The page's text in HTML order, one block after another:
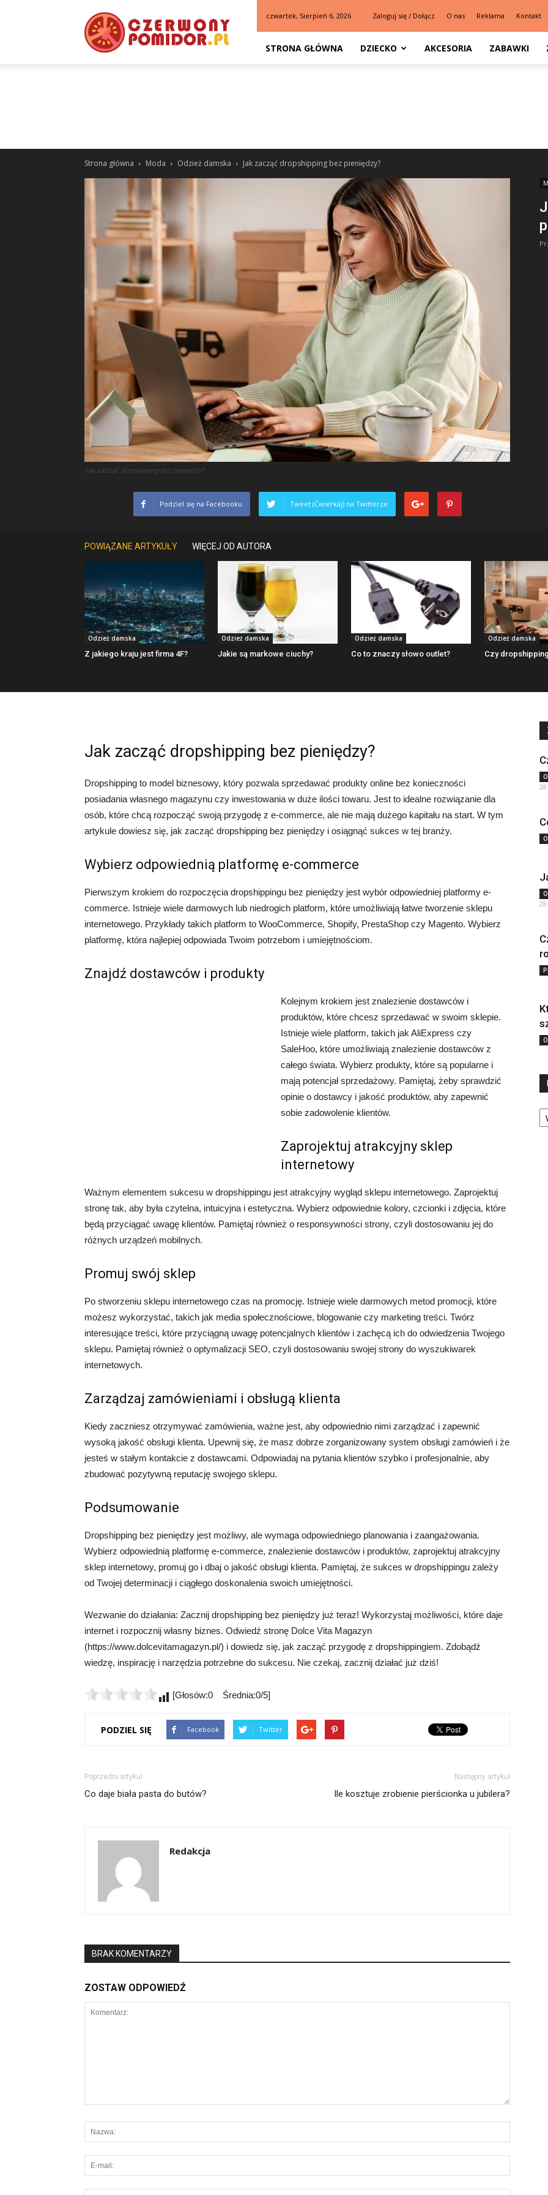
czwartek, Sierpień 6, 2026 Zaloguj się / Dołącz O nas Reklama Kontakt
STRONA GŁÓWNA DZIECKO AKCESORIA ZABAWKI
Strona główna Moda Odzież damska Jak zacząć dropshipping bez pieniędzy?
Jak zacząć dropshipping bez pieniędzy?
Podziel się na Facebooku Tweet (Ćwierkaj) na Twitterze
POWIĄZANE ARTYKUŁY WIĘCEJ OD AUTORA
Odzież damska
Z jakiego kraju jest firma 4F?
Odzież damska
Jakie są markowe ciuchy?
Odzież damska
Co to znaczy słowo outlet?
Odzież damska
Czy
Jak zacząć dropshipping bez pieniędzy?
Dropshipping to model biznesowy, który pozwala sprzedawać produkty online bez konieczności
posiadania własnego magazynu czy inwestowania w duże ilości towaru. Jest to idealne rozwiązanie dla
osób, które chcą rozpocząć swoją przygodę z e-commerce, ale nie mają dużego kapitału na start. W tym
artykule dowiesz się, jak zacząć dropshipping bez pieniędzy i osiągnąć sukces w tej branży.
Wybierz odpowiednią platformę e-commerce
Pierwszym krokiem do rozpoczęcia dropshippingu bez pieniędzy jest wybór odpowiedniej platformy e-
commerce. Istnieje wiele darmowych lub niedrogich platform, które umożliwiają łatwe tworzenie sklepu
internetowego. Przykłady takich platform to WooCommerce, Shopify, PrestaShop czy Magento. Wybierz
platformę, która najlepiej odpowiada Twoim potrzebom i umiejętnościom.
Znajdź dostawców i produkty
Kolejnym krokiem jest znalezienie dostawców i
produktów, które chcesz sprzedawać w swoim sklepie.
Istnieje wiele platform, takich jak AliExpress czy
SaleHoo, które umożliwiają znalezienie dostawców z
całego świata. Wybierz produkty, które są popularne i
mają potencjał sprzedażowy. Pamiętaj, żeby sprawdzić
opinie o dostawcy i jakość produktów, aby zapewnić
sobie zadowolenie klientów.
Zaprojektuj atrakcyjny sklep
internetowy
Ważnym elementem sukcesu w dropshippingu jest atrakcyjny wygląd sklepu internetowego. Zaprojektuj
stronę tak, aby była czytelna, intuicyjna i estetyczna. Wybierz odpowiednie kolory, czcionki i zdjęcia, które
będą przyciągać uwagę klientów. Pamiętaj również o responsywności strony, czyli dostosowaniu jej do
różnych urządzeń mobilnych.
Promuj swój sklep
Po stworzeniu sklepu internetowego czas na promocję. Istnieje wiele darmowych metod promocji, które
możesz wykorzystać, takich jak media społecznościowe, blogowanie czy marketing treści. Twórz
interesujące treści, które przyciągną uwagę potencjalnych klientów i zachęcą ich do odwiedzenia Twojego
sklepu. Pamiętaj również o optymalizacji SEO, czyli dostosowaniu swojej strony do wyszukiwarek
internetowych.
Zarządzaj zamówieniami i obsługą klienta
Kiedy zaczniesz otrzymywać zamówienia, ważne jest, aby odpowiednio nimi zarządzać i zapewnić
wysoką jakość obsługi klienta. Upewnij się, że masz dobrze zorganizowany system obsługi zamówień i że
jesteś w stałym kontakcie z dostawcami. Odpowiadaj na pytania klientów szybko i profesjonalnie, aby
zbudować pozytywną reputację swojego sklepu.
Podsumowanie
Dropshipping bez pieniędzy jest możliwy, ale wymaga odpowiedniego planowania i zaangażowania.
Wybierz odpowiednią platformę e-commerce, znalezienie dostawców i produktów, zaprojektuj atrakcyjny
sklep internetowy, promuj go i dbaj o jakość obsługi klienta. Pamiętaj, że sukces w dropshippingu zależy
od Twojej determinacji i ciągłego doskonalenia swoich umiejętności.
Wezwanie do działania: Zacznij dropshipping bez pieniędzy już teraz! Wykorzystaj możliwości, które daje
internet i rozpocznij własny biznes. Odwiedź stronę Dolce Vita Magazyn
(https://www.dolcevitamagazyn.pl/) i dowiedz się, jak zacząć przygodę z dropshippingiem. Zdobądź
wiedzę, inspirację i narzędzia potrzebne do sukcesu. Nie czekaj, zacznij działać już dziś!
[Głosów:0 Średnia:0/5]
PODZIEL SIĘ Facebook Twitter
Poprzedni artykuł
Co daje biała pasta do butów?
Następny artykuł
Ile kosztuje zrobienie pierścionka u jubilera?
Redakcja
BRAK KOMENTARZY
ZOSTAW ODPOWIEDŹ